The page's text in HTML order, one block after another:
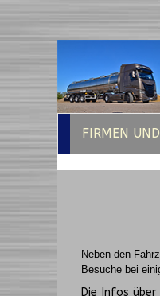
FIRMEN
Neben den
Besuche bei
Die Infos